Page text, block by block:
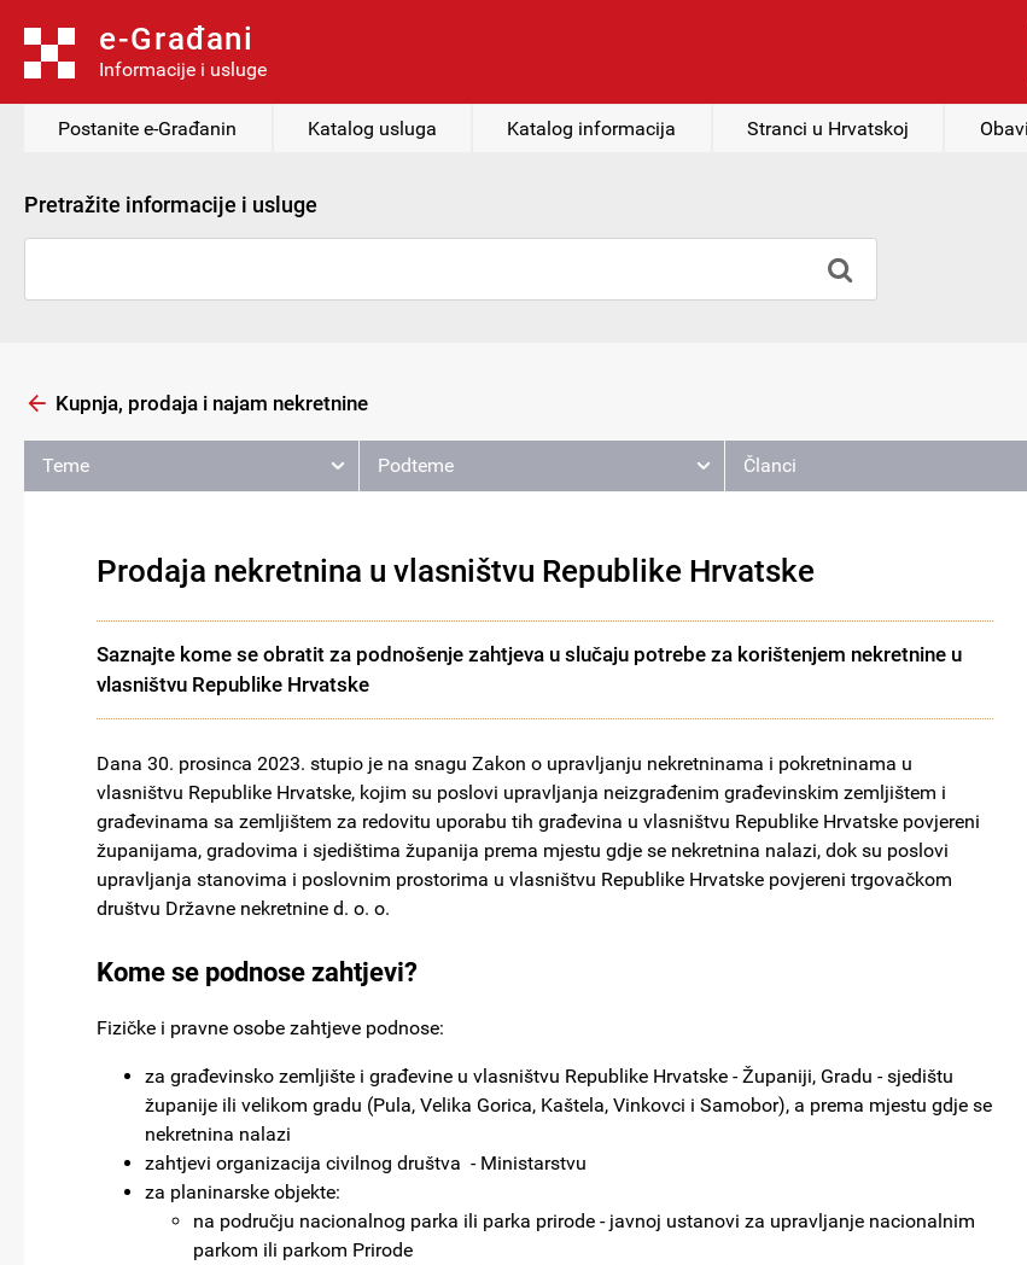
e-Građani
Informacije i usluge
Postanite e-Građanin Katalog usluga Katalog informacija Stranci u Hrvatskoj
Pretražite informacije i usluge
Kupnja, prodaja i najam nekretnine
Teme Podteme Članci
Prodaja nekretnina u vlasništvu Republike Hrvatske
Saznajte kome se obratit za podnošenje zahtjeva u slučaju potrebe za korištenjem nekretnine u
vlasništvu Republike Hrvatske
Dana 30. prosinca 2023. stupio je na snagu Zakon o upravljanju nekretninama i pokretninama u
vlasništvu Republike Hrvatske, kojim su poslovi upravljanja neizgrađenim građevinskim zemljištem i
građevinama sa zemljištem za redovitu uporabu tih građevina u vlasništvu Republike Hrvatske povjereni
županijama, gradovima i sjedištima županija prema mjestu gdje se nekretnina nalazi, dok su poslovi
upravljanja stanovima i poslovnim prostorima u vlasništvu Republike Hrvatske povjereni trgovačkom
društvu Državne nekretnine d. o. o.
Kome se podnose zahtjevi?
Fizičke i pravne osobe zahtjeve podnose:
za građevinsko zemljište i građevine u vlasništvu Republike Hrvatske - Županiji, Gradu - sjedištu
županije ili velikom gradu (Pula, Velika Gorica, Kaštela, Vinkovci i Samobor), a prema mjestu gdje se
nekretnina nalazi
zahtjevi organizacija civilnog društva - Ministarstvu
za planinarske objekte:
na području nacionalnog parka ili parka prirode - javnoj ustanovi za upravljanje nacionalnim
parkom ili parkom Prirode